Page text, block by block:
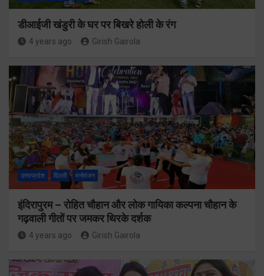
डीआईजी खंडुरी के घर पर बिखरे होली के रंग
4 years ago Girish Gairola
उत्तरप्रदेश दिल्ली मनोरंजन
इंदिरापुरम – रोहित चौहान और लोक गायिका कल्पना चौहान के
गढ़वाली गीतों पर जमकर थिरके दर्शक
4 years ago Girish Gairola